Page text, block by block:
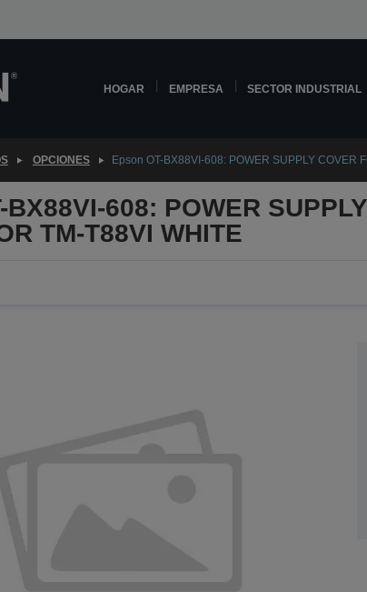
HOGAR EMPRESA SECTOR INDUSTRIAL
OPCIONES Epson OT-BX88VI-608: POWER SUPPLY COVER
608: POWER SUPPLY
TM-T88VI WHITE